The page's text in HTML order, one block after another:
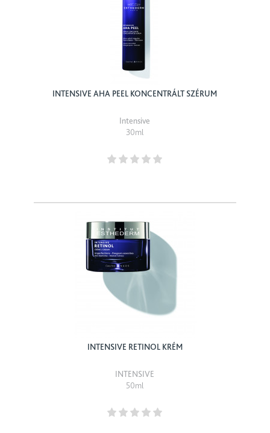
INTENSIVE AHA PEEL KONCENTRÁLT SZÉRUM
Intensive
30ml
INTENSIVE RETINOL KRÉM
INTENSIVE
50ml